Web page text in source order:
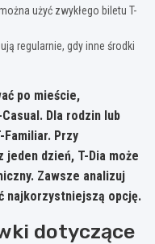
użyć zwykłego biletu T-
regularnie, gdy inne środki
po mieście,
. Dla rodzin lub
Familiar. Przy
jeden dzień, T-Dia może
Zawsze analizuj
najkorzystniejszą opcję.
dotyczące